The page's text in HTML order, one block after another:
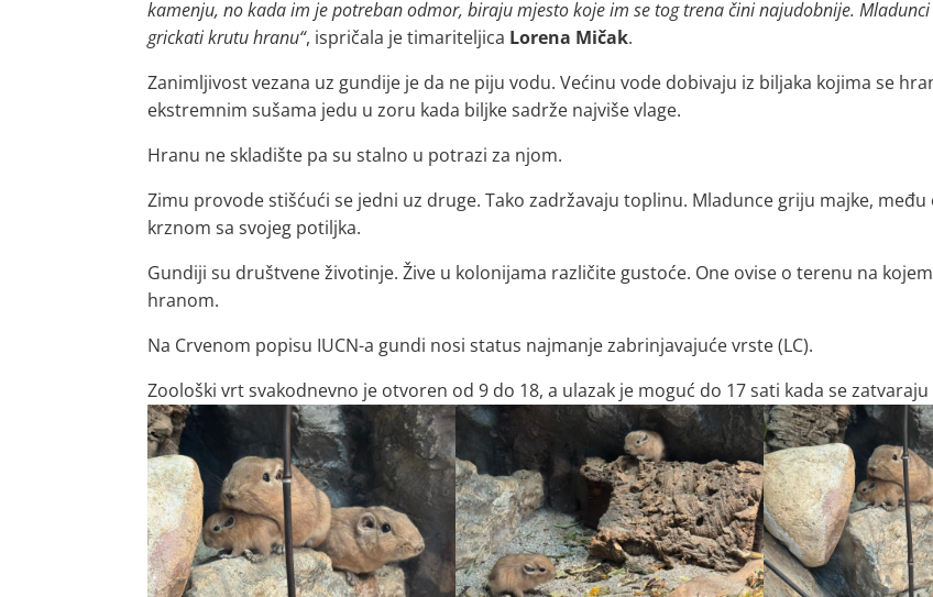
kamenju, no kada im je potreban odmor, biraju mjesto koje im se tog trena čini najudobnije.
grickati krutu hranu“, ispričala je timariteljica Lorena Mičak.
Zanimljivost vezana uz gundije je da ne piju vodu. Većinu vode dobivaju iz biljaka kojima se
ekstremnim sušama jedu u zoru kada biljke sadrže najviše vlage.
Hranu ne skladište pa su stalno u potrazi za njom.
Zimu provode stišćući se jedni uz druge. Tako zadržavaju toplinu. Mladunce griju majke,
krznom sa svojeg potiljka.
Gundiji su društvene životinje. Žive u kolonijama različite gustoće. One ovise o terenu na
hranom.
Na Crvenom popisu IUCN-a gundi nosi status najmanje zabrinjavajuće vrste (LC).
Zoološki vrt svakodnevno je otvoren od 9 do 18, a ulazak je moguć do 17 sati kada se zatvaraju